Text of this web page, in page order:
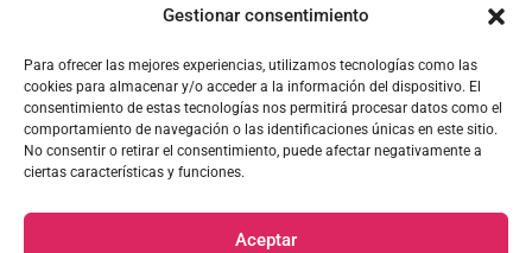
Gestionar consentimiento
Para ofrecer las mejores experiencias, utilizamos tecnologías como las
cookies para almacenar y/o acceder a la información del dispositivo. El
consentimiento de estas tecnologías nos permitirá procesar datos como el
comportamiento de navegación o las identificaciones únicas en este sitio.
No consentir o retirar el consentimiento, puede afectar negativamente a
ciertas características y funciones.
Aceptar
PIANO EN CASA, S.A. © Copyright 2026